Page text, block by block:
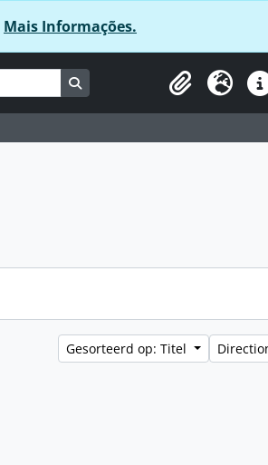
Mais Informações.
Search in browse page
Clipboard
Taal
Gesorteerd op: Titel